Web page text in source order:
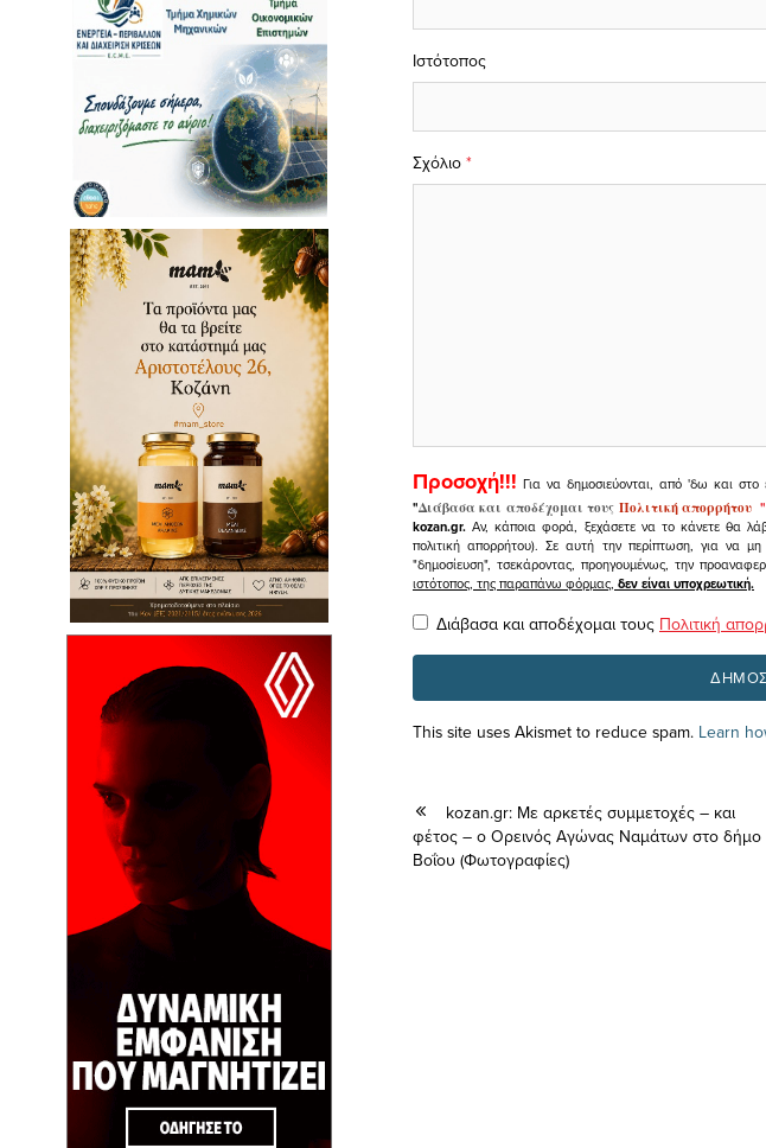
Σχόλιο *
Ιστότοπος
Προσοχή!!! Για να δημοσιεύονται, από 'δω και στο
"Διάβασα και αποδέχομαι τουςΠολιτική απορρήτου "
kozan.gr. Αν, κάποια φορά, ξεχάσετε να το κάνετε θα
πολιτική απορρήτου). Σε αυτή την περίπτωση, για να
"δημοσίευση", τσεκάροντας, προηγουμένως, την
ιστότοπος, της παραπάνω φόρμας, δεν είναι υποχρεωτική.
Διάβασα και αποδέχομαι τους Πολιτική
This site uses Akismet to reduce spam. Learn
kozan.gr: Με αρκετές συμμετοχές – και
φέτος – ο Ορεινός Αγώνας Ναμάτων στο δήμο
Βοΐου (Φωτογραφίες)